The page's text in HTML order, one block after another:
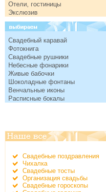
Отели, гостиницы
Экслюзив
Свадебный каравай
Фотокнига
Свадебные рушники
Небесные фонарики
Живые бабочки
Шоколадные фонтаны
Венчальные иконы
Расписные бокалы
Свадебные поздравления
Чихалка
Свадебные тосты
Организация свадьбы
Свадебные гороскопы